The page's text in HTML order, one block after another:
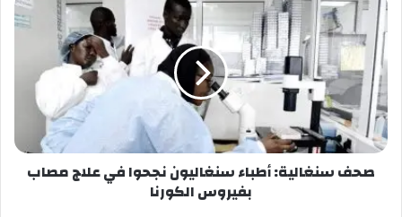
المعرض المقام في “دمنادو” يستمر من 5 مارس إلى
غاية 10 مارس الجاري.
شارك هذا الموضوع:
فيس بوك X
صحف سنغالية: أطباء سنغاليون نجحوا في علاج مصاب
بفيروس الكورنا